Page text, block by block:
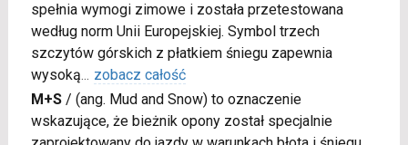
spełnia wymogi zimowe i została przetestowana
według norm Unii Europejskiej. Symbol trzech
szczytów górskich z płatkiem śniegu zapewnia
wysoką... zobacz całość
M+S/ (ang. Mud and Snow) to oznaczenie
wskazujące, że bieżnik opony został specjalnie